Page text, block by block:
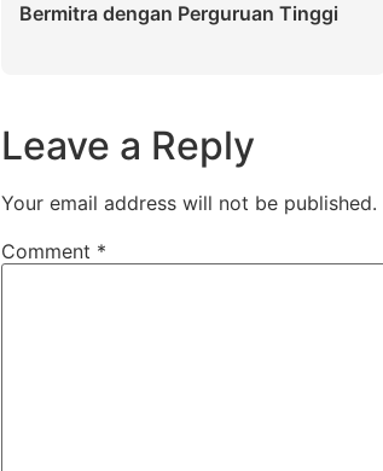
Bermitra dengan Perguruan Tinggi
Leave a Reply
Your email address will not be published.
Comment *